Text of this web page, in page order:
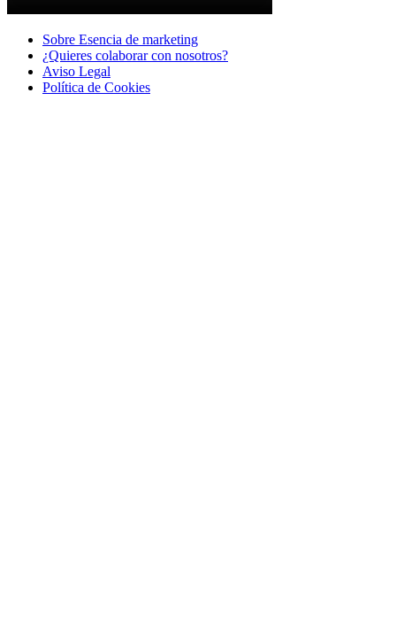
Sobre Esencia de marketing
¿Quieres colaborar con nosotros?
Aviso Legal
Polí­tica de Cookies